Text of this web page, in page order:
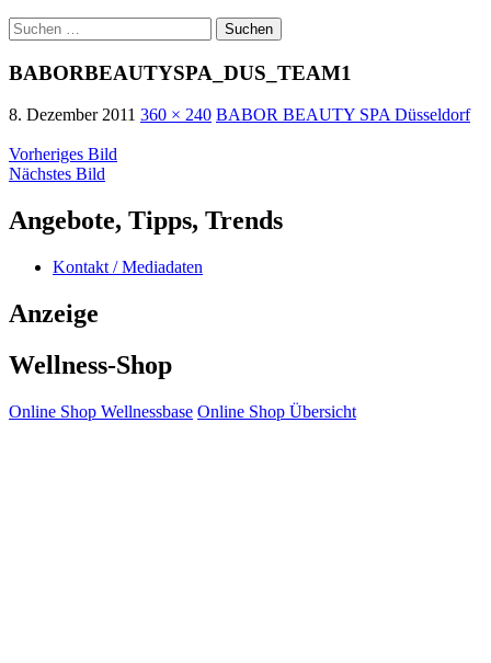
Suchen
nach:
BABORBEAUTYSPA_DUS_TEAM1
8. Dezember 2011 360 × 240 BABOR BEAUTY SPA Düsseldorf
Vorheriges Bild
Nächstes Bild
Angebote, Tipps, Trends
Kontakt / Mediadaten
Anzeige
Wellness-Shop
Online Shop Wellnessbase Online Shop Übersicht